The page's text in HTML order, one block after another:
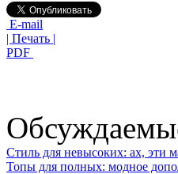
E-mail
| Печать |
PDF
Стиль для невысоких: ах, эти
Топы для полных: модное